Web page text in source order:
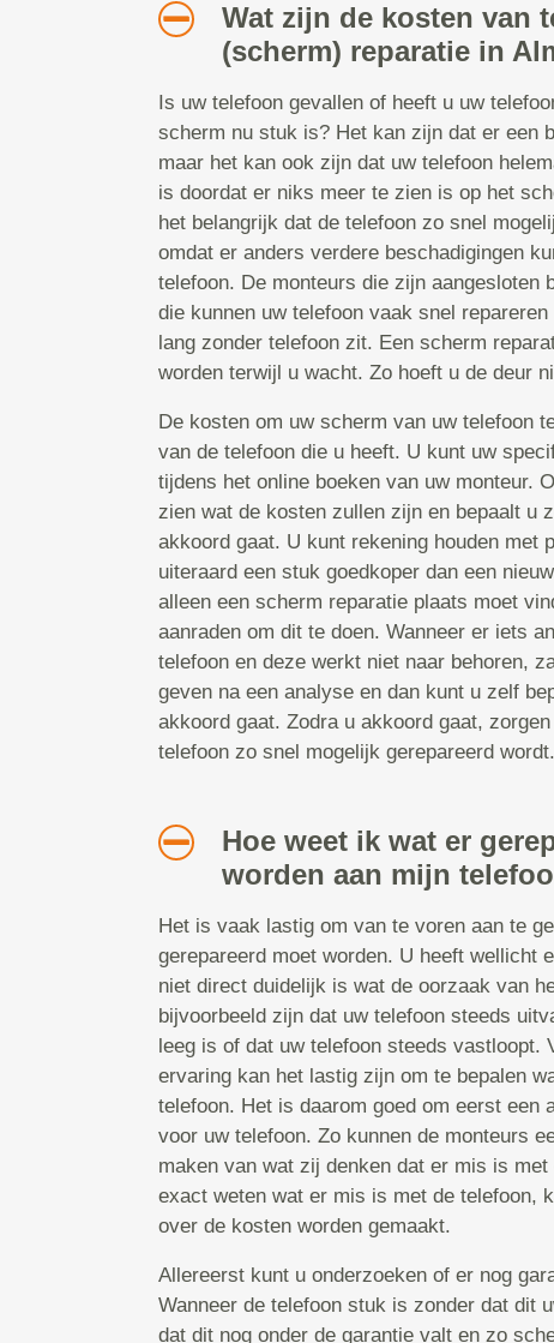
Wat zijn de kosten van
(scherm) reparatie in
Is uw telefoon gevallen of heeft u uw
scherm nu stuk is? Het kan zijn dat er een
maar het kan ook zijn dat uw telefoon
is doordat er niks meer te zien is op het
het belangrijk dat de telefoon zo snel
omdat er anders verdere beschadigingen
telefoon. De monteurs die zijn aangesloten
die kunnen uw telefoon vaak snel
lang zonder telefoon zit. Een scherm
worden terwijl u wacht. Zo hoeft u de deur
De kosten om uw scherm van uw telefoon
van de telefoon die u heeft. U kunt uw
tijdens het online boeken van uw monteur.
zien wat de kosten zullen zijn en bepaalt u
akkoord gaat. U kunt rekening houden met
uiteraard een stuk goedkoper dan een
alleen een scherm reparatie plaats moet
aanraden om dit te doen. Wanneer er iets
telefoon en deze werkt niet naar behoren,
geven na een analyse en dan kunt u zelf
akkoord gaat. Zodra u akkoord gaat,
telefoon zo snel mogelijk gerepareerd wordt.
Hoe weet ik wat er
worden aan mijn
Het is vaak lastig om van te voren aan te
gerepareerd moet worden. U heeft wellicht
niet direct duidelijk is wat de oorzaak van
bijvoorbeeld zijn dat uw telefoon steeds
leeg is of dat uw telefoon steeds vastloopt.
ervaring kan het lastig zijn om te bepalen
telefoon. Het is daarom goed om eerst een
voor uw telefoon. Zo kunnen de monteurs
maken van wat zij denken dat er mis is
exact weten wat er mis is met de telefoon,
over de kosten worden gemaakt.
Allereerst kunt u onderzoeken of er nog
Wanneer de telefoon stuk is zonder dat dit
dat dit nog onder de garantie valt en zo